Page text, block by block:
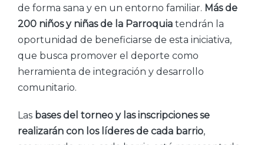
de forma sana y en un entorno familiar. Más de
200 niños y niñas de la Parroquia tendrán la
oportunidad de beneficiarse de esta iniciativa,
que busca promover el deporte como
herramienta de integración y desarrollo
comunitario.
Las bases del torneo y las inscripciones se
realizarán con los líderes de cada barrio,